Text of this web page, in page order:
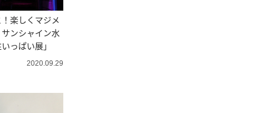
楽しくマジメ
ンシャイン水
っぱい展」
2020.09.29